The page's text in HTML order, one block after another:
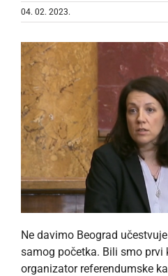
04. 02. 2023.
Ne davimo Beograd
samog početka. Bili smo prvi
organizator referendumske